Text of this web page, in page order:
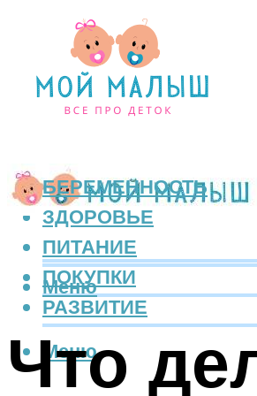
БЕРЕМЕННОСТЬ
ЗДОРОВЬЕ
ПИТАНИЕ
ПОКУПКИ
РАЗВИТИЕ
Меню
Меню
Что